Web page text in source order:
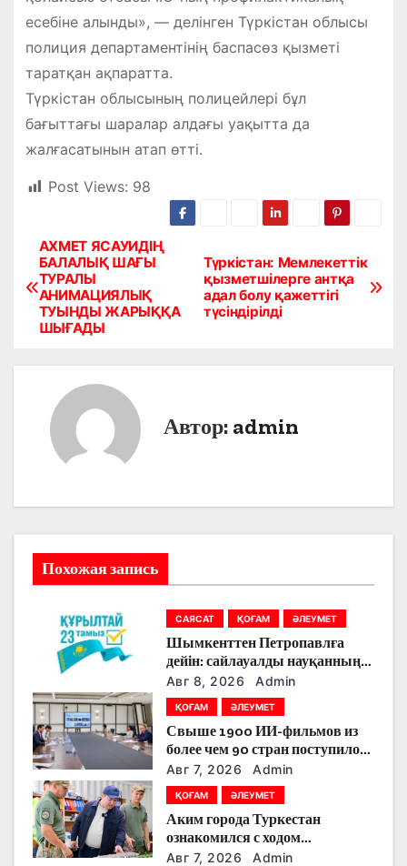
есебіне алынды», — делінген Түркістан облысы
полиция департаментінің баспасөз қызметі
таратқан ақпаратта.
Түркістан облысының полицейлері бұл
бағыттағы шаралар алдағы уақытта да
жалғасатынын атап өтті.
Post Views: 98
Н
а
и
я
п
а
п
и
с
я
Түркістан: Мемлекеттік
қызметшілерге антқа
адал болу қажеттігі
түсіндірілді
АХМЕТ ЯСАУИДІҢ
БАЛАЛЫҚ ШАҒЫ
ТУРАЛЫ
АНИМАЦИЯЛЫҚ
ТУЫНДЫ ЖАРЫҚҚА
ШЫҒАДЫ
Автор: admin
Похожая запись
САЯСАТ ҚОҒАМ ӘЛЕУМЕТ
Шымкенттен Петропавлға
дейін: сайлауалды науқанның
кезекті күнінде партияларды
қандай тақырыптар
тоғыстырды
Авг 8, 2026 Admin
ҚОҒАМ ӘЛЕУМЕТ
Свыше 1900 ИИ-фильмов из
более чем 90 стран поступило
на Astana AI Film Festival
Авг 7, 2026 Admin
ҚОҒАМ ӘЛЕУМЕТ
Аким города Туркестан
ознакомился с ходом
строительства военного
Авг 7, 2026 Admin